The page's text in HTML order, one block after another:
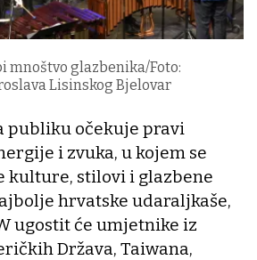
mnoštvo glazbenika/Foto:
Lisinskog Bjelovar
publiku očekuje pravi
i zvuka, u kojem se
kulture, stilovi i glazbene
hrvatske udaraljkaše,
ugostit će umjetnike iz
Država, Taiwana,